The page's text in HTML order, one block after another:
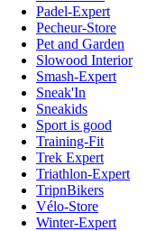
Padel-Expert
Pecheur-Store
Pet and Garden
Slowood Interior
Smash-Expert
Sneak'In
Sneakids
Sport is good
Training-Fit
Trek Expert
Triathlon-Expert
TripnBikers
Vélo-Store
Winter-Expert